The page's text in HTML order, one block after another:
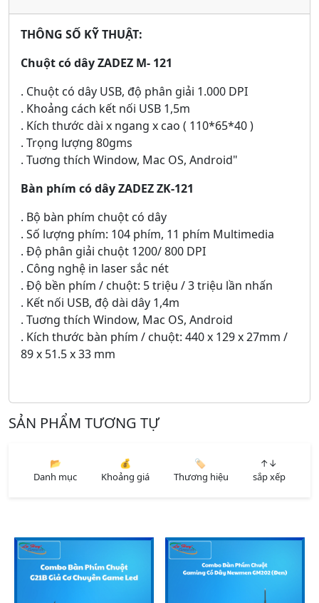
THÔNG SỐ KỸ THUẬT:
Chuột có dây ZADEZ M- 121
. Chuột có dây USB, độ phân giải 1.000 DPI
. Khoảng cách kết nối USB 1,5m
. Kích thước dài x ngang x cao ( 110*65*40 )
. Trọng lượng 80gms
. Tuơng thích Window, Mac OS, Android"
Bàn phím có dây ZADEZ ZK-121
. Bộ bàn phím chuột có dây
. Số lượng phím: 104 phím, 11 phím Multimedia
. Độ phân giải chuột 1200/ 800 DPI
. Công nghệ in laser sắc nét
. Độ bền phím / chuột: 5 triệu / 3 triệu lần nhấn
. Kết nối USB, độ dài dây 1,4m
. Tuơng thích Window, Mac OS, Android
. Kích thước bàn phím / chuột: 440 x 129 x 27mm /
89 x 51.5 x 33 mm
SẢN PHẨM TƯƠNG TỰ
📂
Danh mục
💰
Khoảng giá
🏷️
Thương hiệu
↑↓
sắp xếp